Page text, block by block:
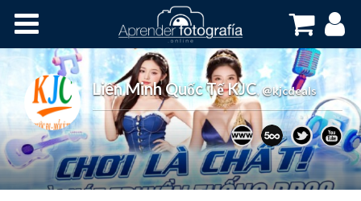
Cursos OnLine
Liên Minh Quốc Tế KJC, @kjcdeals